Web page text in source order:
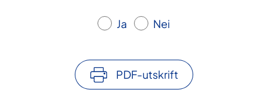
Ja Nei
PDF-utskrift